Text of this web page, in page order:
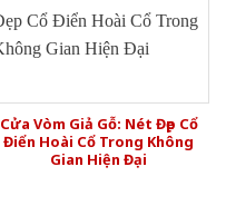
Cửa Vòm Giả Gỗ: Nét Đẹp Cổ
Điển Hoài Cổ Trong Không
Gian Hiện Đại